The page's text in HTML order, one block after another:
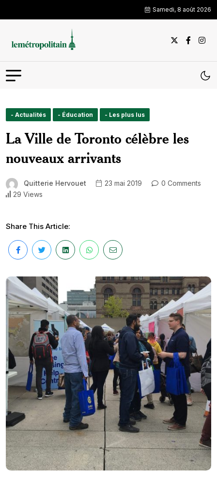
Samedi, 8 août 2026
- Actualités - Éducation - Les plus lus
La Ville de Toronto célèbre les
nouveaux arrivants
Quitterie Hervouet 23 mai 2019
0 Comments
29 Views
Share This Article: